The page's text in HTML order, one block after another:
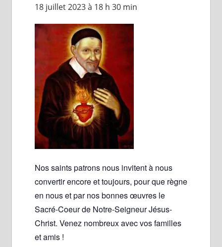
18 juillet 2023 à 18 h 30 min
Nos saints patrons nous invitent à nous
convertir encore et toujours, pour que règne
en nous et par nos bonnes œuvres le
Sacré-Coeur de Notre-Seigneur Jésus-
Christ. Venez nombreux avec vos familles
et amis !